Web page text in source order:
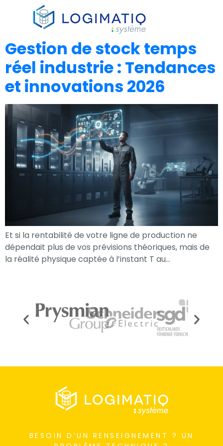
Gestion de stock temps
réel industrie : Tendances
et innovations 2026
Et si la rentabilité de votre ligne de production ne
dépendait plus de vos prévisions théoriques, mais de
la réalité physique captée à l’instant T au…
BESOIN D’UN RENSEIGNEMENT ? UN
Nécessaire
Ces cookies ne
facultatifs. Ils